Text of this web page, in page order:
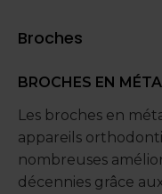
Broches
BROCHES EN
Les broches en
appareils
nombreuses
décennies grâce